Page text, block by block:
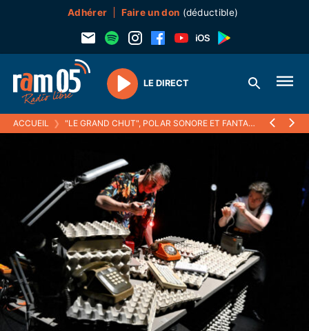
Adhérer Faire un don (déductible)
Play
LE DIRECT
ACCUEIL ❯ "LE GRAND CHUT", POLAR SONORE ET FANTASTIQUE AU TDB